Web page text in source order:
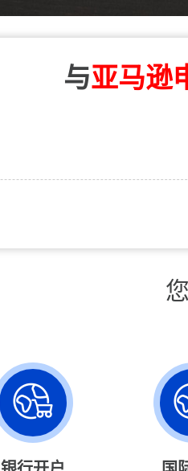
与亚马逊